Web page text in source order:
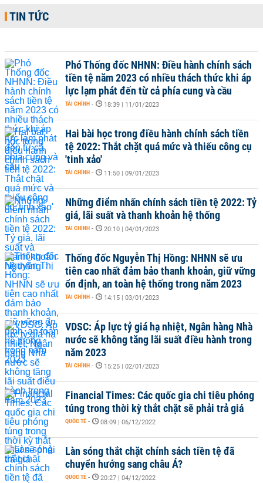
TIN TỨC
Phó Thống đốc NHNN: Điều hành chính sách
tiền tệ năm 2023 có nhiều thách thức khi áp
lực lạm phát đến từ cả phía cung và cầu
TÀI CHÍNH - 18:39 | 11/01/2023
Hai bài học trong điều hành chính sách tiền
tệ 2022: Thắt chặt quá mức và thiếu công cụ
'tinh xảo'
TÀI CHÍNH - 11:50 | 09/01/2023
Những điểm nhấn chính sách tiền tệ 2022: Tỷ
giá, lãi suất và thanh khoản hệ thống
TÀI CHÍNH - 20:10 | 04/01/2023
Thống đốc Nguyễn Thị Hồng: NHNN sẽ ưu
tiên cao nhất đảm bảo thanh khoản, giữ vững
ổn định, an toàn hệ thống trong năm 2023
TÀI CHÍNH - 14:15 | 03/01/2023
VDSC: Áp lực tỷ giá hạ nhiệt, Ngân hàng Nhà
nước sẽ không tăng lãi suất điều hành trong
năm 2023
TÀI CHÍNH - 15:25 | 02/01/2023
Financial Times: Các quốc gia chi tiêu phóng
túng trong thời kỳ thắt chặt sẽ phải trả giá
QUỐC TẾ - 08:09 | 06/12/2022
Làn sóng thắt chặt chính sách tiền tệ đã
chuyển hướng sang châu Á?
QUỐC TẾ - 20:27 | 04/12/2022